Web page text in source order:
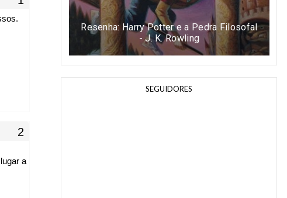
a
Resenha: Harry Potter e a Pedra Filosofal
- J. K. Rowling
SEGUIDORES